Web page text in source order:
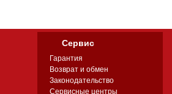
Сервис
Гарантия
Возврат и обмен
Законодательство
Сервисные центры